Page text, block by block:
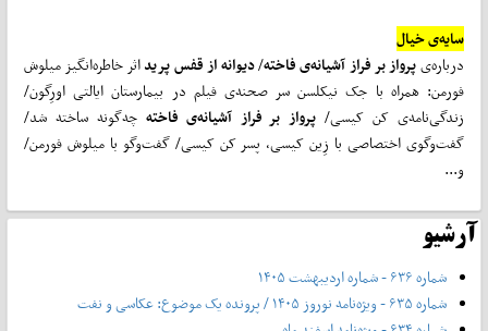
سایه‌ی خیال
درباره‌یپرواز بر فراز آشیانه‌ی فاخته/دیوانه از قفس پریداثر خاطره‌انگیز میلوش
فورمن: همراه با جک نیکلسن سر صحنه‌ی فیلم در بیمارستان ایالتی اورِگون/
زندگی‌نامه‌ی کن کیسی/ پرواز بر فراز آشیانه‌ی فاختهچه‌گونه ساخته شد/
گفت‌وگوی اختصاصی با زِین کیسی، پسر کن کیسی/ گفت‌وگو با میلوش فورمن/
و...
آرشیو
شماره ۶۳۶ - شماره اردیبهشت ۱۴۰۵
شماره ۶۳۵ - ویژه‌نامه نوروز ۱۴۰۵ / پرونده یک موضوع: عکاسی و نفت